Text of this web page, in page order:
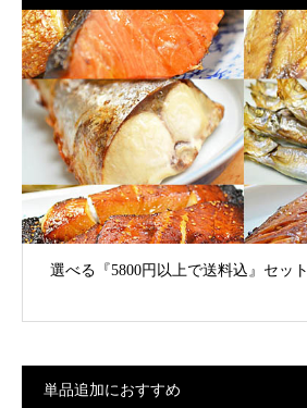
選べる『5800円以上で送料込』セット
単品追加におすすめ